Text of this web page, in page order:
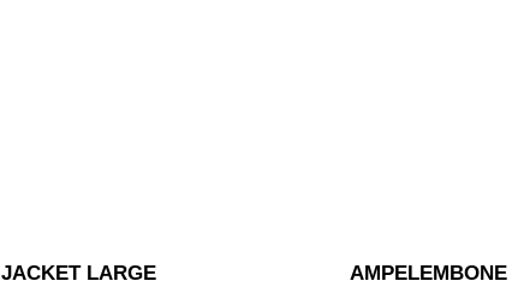
JACKET LARGE AMPELEMBONE